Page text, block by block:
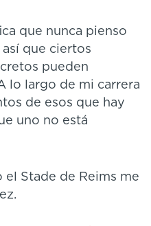
que nunca pienso
que ciertos
pueden
lo largo de mi carrera
de esos que hay
uno no está
Stade de Reims me